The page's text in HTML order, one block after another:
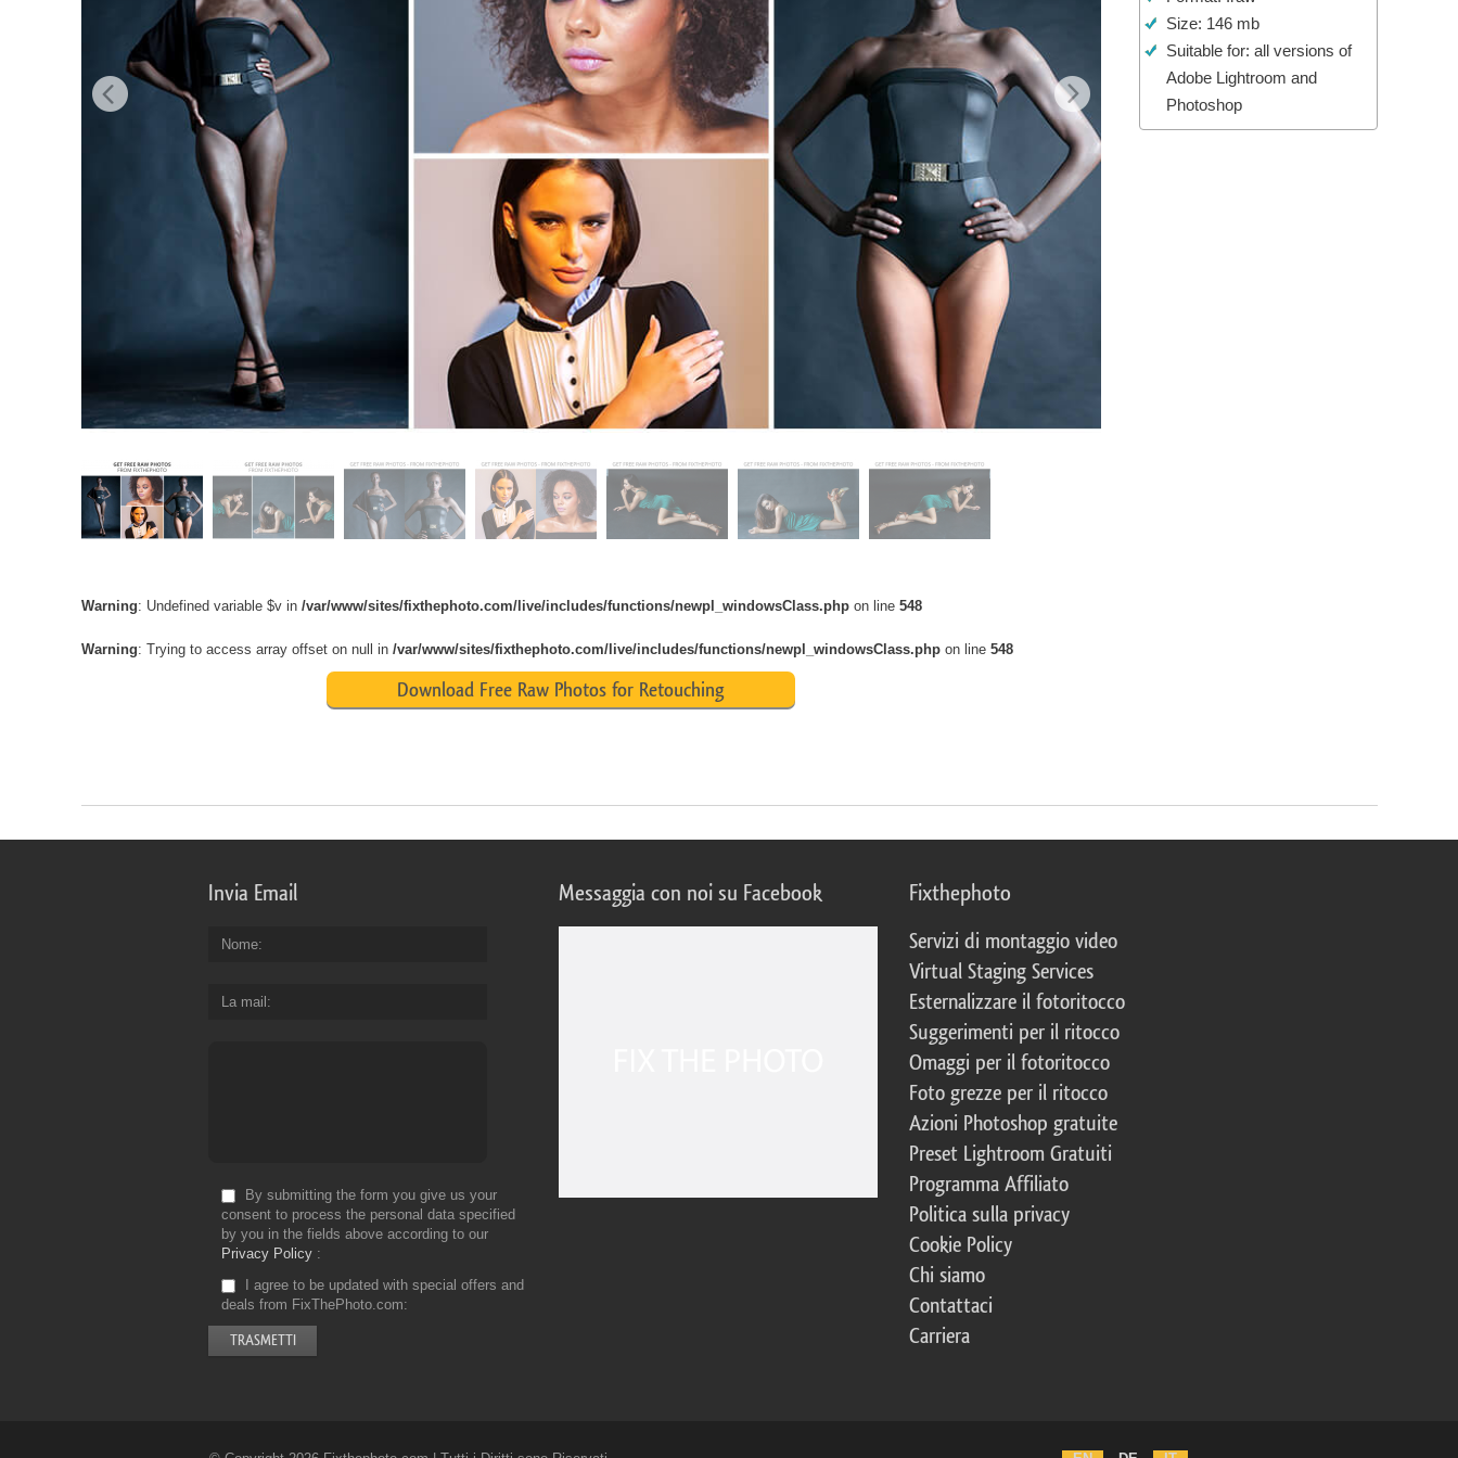
Servizi di ritocco del prodotto Servizi di ritocco gioielli Dati di Addestramento AI Video Editing ServicesSize: 146 mb
Suitable for: all versions of
Adobe Lightroom and
Photoshop
Warning: Undefined variable $v in /var/www/sites/fixthephoto.com/live/includes/functions/newpl_windowsClass.phpon line 548
Warning: Trying to access array offset on null in /var/www/sites/fixthephoto.com/live/includes/functions/newpl_windowsClass.phpon line 548
Download Free Raw Photos for Retouching
Invia Email
Nome
La mail
By submitting the form you give us your
consent to process the personal data specified
by you in the fields above according to our
Privacy Policy
I agree to be updated with special offers and
deals from FixThePhoto.com
Messaggia con noi su Facebook Fixthephoto
Servizi di montaggio video
Virtual Staging Services
Esternalizzare il fotoritocco
Suggerimenti per il ritocco
Omaggi per il fotoritocco
Foto grezze per il ritocco
Azioni Photoshop gratuite
Preset Lightroom Gratuiti
Programma Affiliato
Politica sulla privacy
Cookie Policy
Chi siamo
Contattaci
Carriera